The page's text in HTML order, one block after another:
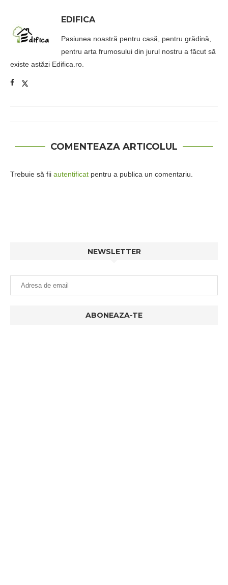
EDIFICA
Pasiunea noastră pentru casă, pentru grădină,
pentru arta frumosului din jurul nostru a făcut să
existe astăzi Edifica.ro.
COMENTEAZA ARTICOLUL
Trebuie să fii autentificat pentru a publica un comentariu.
NEWSLETTER